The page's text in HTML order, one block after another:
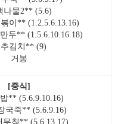
나물2** (5.6)
이** (1.2.5.6.13.16)
두** (1.5.6.10.16.18)
김치** (9)
거봉
[중식]
** (5.6.9.10.16)
국죽** (5.6.9.16)
무침** (5.6.13.17)